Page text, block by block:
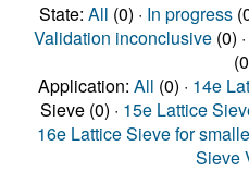
State: All (0) · In progress
Validation inconclusive(0) ·
Application: All (0) · 14e
Sieve (0) · 15e Lattice
16e Lattice Sieve for
Sieve